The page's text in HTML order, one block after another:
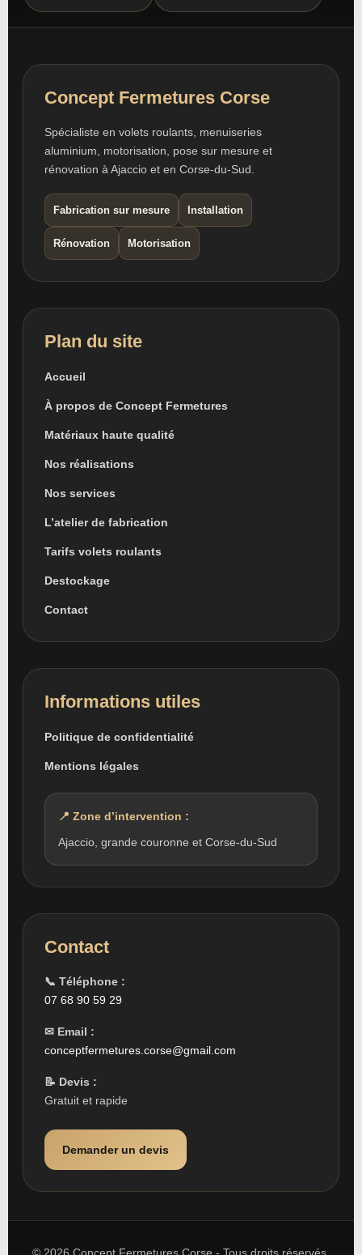
Concept Fermetures Corse
Spécialiste en volets roulants, menuiseries
aluminium, motorisation, pose sur mesure et
rénovation à Ajaccio et en Corse-du-Sud.
Fabrication sur mesure Installation
Rénovation Motorisation
Plan du site
Accueil
À propos de Concept Fermetures
Matériaux haute qualité
Nos réalisations
Nos services
L’atelier de fabrication
Tarifs volets roulants
Destockage
Contact
Informations utiles
Politique de confidentialité
Mentions légales
📍 Zone d’intervention :
Ajaccio, grande couronne et Corse-du-Sud
Contact
📞 Téléphone :
07 68 90 59 29
✉ Email :
conceptfermetures.corse@gmail.com
📝 Devis :
Gratuit et rapide
Demander un devis